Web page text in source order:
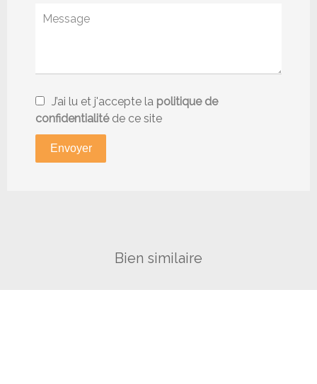
J’ai lu et j'accepte la politique de
confidentialitéde ce site
Envoyer
Bien similaire